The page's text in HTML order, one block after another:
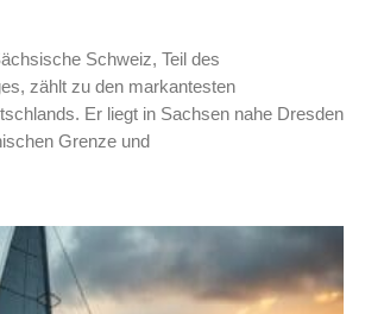
Schweiz, Teil des
zählt zu den markantesten
Er liegt in Sachsen nahe Dresden
Grenze und